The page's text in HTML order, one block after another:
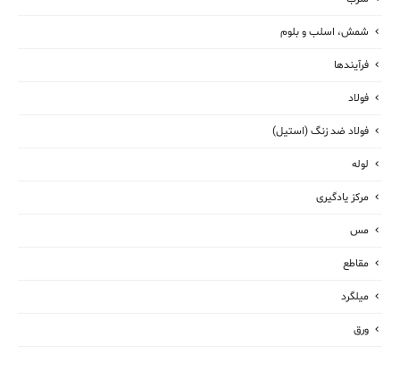
شمش، اسلب و بلوم
فرآیندها
فولاد
فولاد ضد زنگ (استیل)
لوله
مرکز یادگیری
مس
مقاطع
میلگرد
ورق